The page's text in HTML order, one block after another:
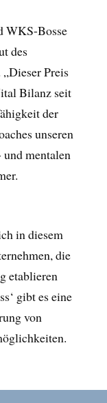
WKS-Bosse
des
Preis
Bilanz seit
der
unseren
mentalen
in diesem
die
etablieren
gibt es eine
von